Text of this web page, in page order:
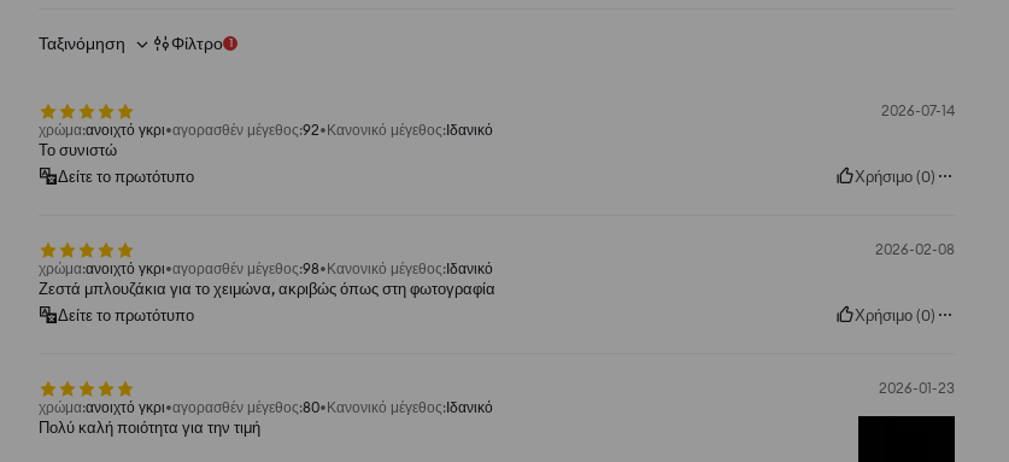
Ταξινόμηση Φίλτρο 1
2026-07-14
χρώμα:ανοιχτό γκρι αγορασθέν μέγεθος:92 Κανονικό μέγεθος:Ιδανικό
Το συνιστώ
Δείτε το πρωτότυπο
Χρήσιμο(0)
2026-02-08
χρώμα:ανοιχτό γκρι αγορασθέν μέγεθος:98 Κανονικό μέγεθος:Ιδανικό
Ζεστά μπλουζάκια για το χειμώνα, ακριβώς όπως στη φωτογραφία
Δείτε το πρωτότυπο
Χρήσιμο(0)
2026-01-23
χρώμα:ανοιχτό γκρι αγορασθέν μέγεθος:80 Κανονικό μέγεθος:Ιδανικό
Πολύ καλή ποιότητα για την τιμή